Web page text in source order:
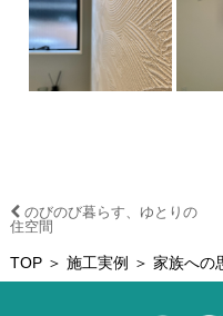
のびのび暮らす、ゆとりの
住空間
TOP＞ 施工実例 ＞ 家族への